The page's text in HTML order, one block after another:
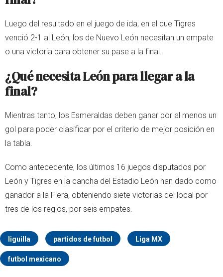
Luego del resultado en el juego de ida, en el que Tigres
venció 2-1 al León, los de Nuevo León necesitan un empate
o una victoria para obtener su pase a la final.
¿Qué necesita León para llegar a la
final?
Mientras tanto, los Esmeraldas deben ganar por al menos un
gol para poder clasificar por el criterio de mejor posición en
la tabla.
Como antecedente, los últimos 16 juegos disputados por
León y Tigres en la cancha del Estadio León han dado como
ganador a la Fiera, obteniendo siete victorias del local por
tres de los regios, por seis empates.
liguilla partidos de futbol Liga MX
futbol mexicano